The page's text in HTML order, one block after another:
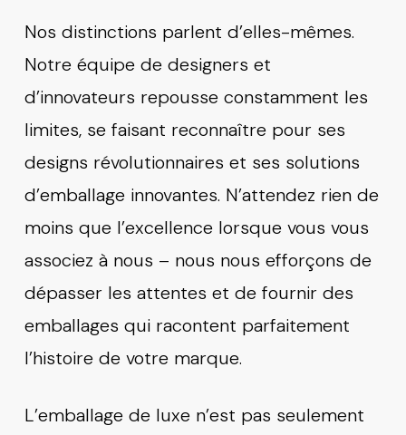
Nos distinctions parlent d’elles-mêmes.
Notre équipe de designers et
d’innovateurs repousse constamment les
limites, se faisant reconnaître pour ses
designs révolutionnaires et ses solutions
d’emballage innovantes. N’attendez rien de
moins que l’excellence lorsque vous vous
associez à nous – nous nous efforçons de
dépasser les attentes et de fournir des
emballages qui racontent parfaitement
l’histoire de votre marque.
L’emballage de luxe n’est pas seulement